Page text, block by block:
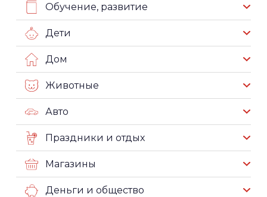
Обучение, развитие
Дети
Дом
Животные
Авто
Праздники и отдых
Магазины
Деньги и общество